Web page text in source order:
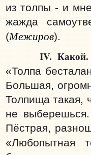
из толпы - и
жажда
(Межиров).
IV. Какой.
«Толпа
Большая,
Толпища такая,
не
Пёстрая,
«Любопытная